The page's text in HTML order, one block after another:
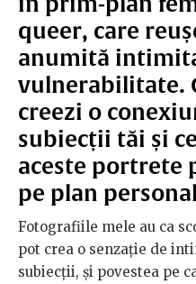
queer, care
anumită
vulnerabilitate.
creezi o
subiecții tăi și
aceste portrete
pe plan
Fotografiile mele au ca
pot crea o senzație de
subiecții, și povestea pe